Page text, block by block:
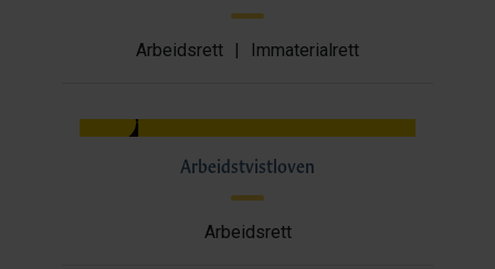
Arbeidsrett | Immaterialrett
Arbeidstvistloven
Arbeidsrett